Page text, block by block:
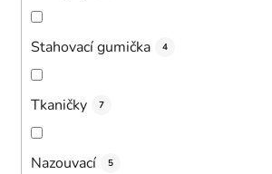
Stahovací gumička 4
Tkaničky 7
Nazouvací 5